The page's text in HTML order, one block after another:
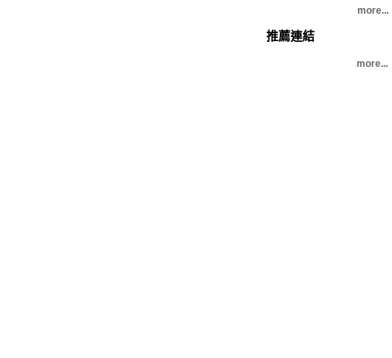
more...
推薦連結
more...